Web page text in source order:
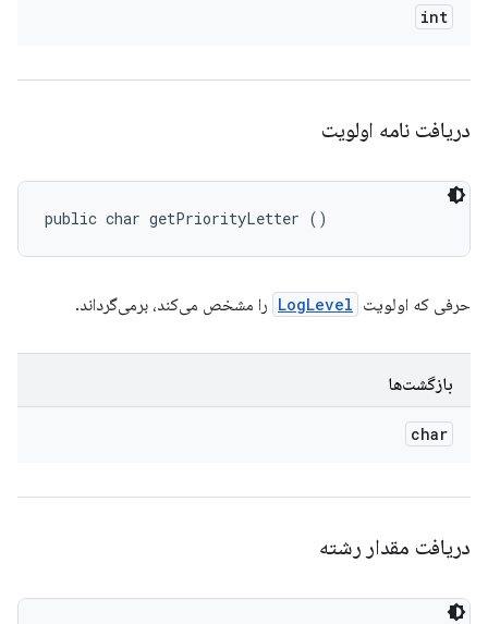
int
دریافت نامه اولویت
public char getPriorityLetter ()
حرفی که اولویت LogLevel را مشخص می‌کند، برمی‌گرداند.
بازگشت‌ها
char
دریافت مقدار رشته